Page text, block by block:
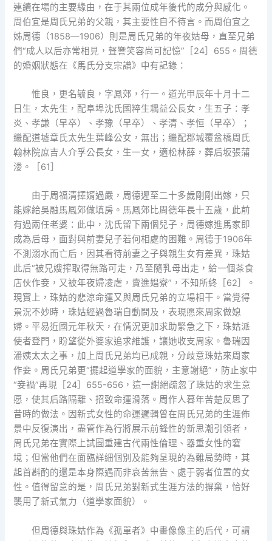
連續在場的主要緣由，在于其兩位成年後代的成分與感化。
周伯宜是周氏兄弟的父親，其主要性自不待言。而周伯宜之
姊周德（1858—1906）則是周氏兄弟的年夜姑母，直至兄弟
們“成人以后亦常相見，聲響笑容尚可記憶”［24］655。周德
的婚姻狀態在《馬氏分支宗譜》中有記錄：
惟良，更名毓良，字鳳郊，行一。道光甲辰年十月十二
日生，太先生，配阜埠沈氏國粹生耦益公長女，生五子：孝
炎、孝謙（早卒）、孝豫（早卒）、孝清、孝恒（早卒）；
繼配道墟章氏太先生葉峰公女，無出；繼配郡城覆盆橋周氏
翰林院庶吉人介孚公長女，生一女，適松林薛，葬后坂張蒲
溇。［61］
由于周福清擇婿過嚴，周德遲至二十多歲剛剛出嫁，只
能嫁給吳融馬鳳郊做填房。馬鳳郊比周德年長十五歲，此前
有過兩任老婆：此中，沈氏留下兩個兒子，周德嫁進馬家即
成為后母，面對與前妻兒子若何相處的困難。周德于1906年
不測溺水而亡后，因其看待前妻之子與親生女有差異，珠姑
此后“被兄嫂搾取得無路可走，乃至隨乳母出走，給一個茶食
店伙作妾，又被年夜婦凌虐，賣進娼寮”，不知所終［62］。
現實上，珠姑的悲涼命運又與周氏兄弟的立場相干。當覺得
景況不妙時，珠姑經過魯瑞自動問及，表現愿來周家做媳
婦。平易近國元年秋天，在情況更加求助緊急之下，珠姑派
使者登門，盼望從外婆家追求維護，讓她收支周家。魯瑞因
潘姨太太之事，加上周氏兄弟均已成親，分歧意珠姑來周家
作妾。周氏兄弟更“擺起道學家的面貌，主意謝絕”，防止家中
“妾禍”再現［24］655-656，這一謝絕疏忽了珠姑的求生意
愿，使其后路隔離、招致命運滑落。周作人暮年苦楚反思了
昔時的做法。因新式女性的命運邏輯曾在周氏兄弟的生涯佈
景中反復演出，盡管作為行將展示前鋒性的新思潮引領者，
周氏兄弟在實際上試圖重建古代兩性倫理、器重女性的窘
境；但當他們在面臨詳細個別及能夠呈現的為難局勢時，其
起首斟酌的還是本身際遇而非哀苦無告、處于弱者位置的女
性。值得留意的是，周氏兄弟對新式生涯方法的摒棄，恰好
襲用了新式氣力（道學家面貌）。
但周德與珠姑作為《孤單者》中畫像像主的后代，可謂